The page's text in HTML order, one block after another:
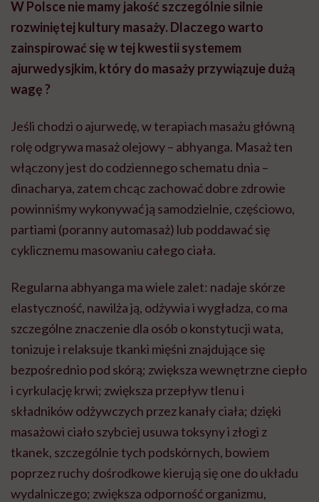
W Polsce nie mamy jakość szczególnie silnie
rozwiniętej kultury masaży. Dlaczego warto
zainspirować się w tej kwestii systemem
ajurwedysjkim, który do masaży przywiązuje dużą
wagę ?
Jeśli chodzi o ajurwedę, w terapiach masażu główną
rolę odgrywa masaż olejowy – abhyanga. Masaż ten
włączony jest do codziennego schematu dnia –
dinacharya, zatem chcąc zachować dobre zdrowie
powinniśmy wykonywać ją samodzielnie, częściowo,
partiami (poranny automasaż) lub poddawać się
cyklicznemu masowaniu całego ciała.
Regularna abhyanga ma wiele zalet: nadaje skórze
elastyczność, nawilża ją, odżywia i wygładza, co ma
szczególne znaczenie dla osób o konstytucji wata,
tonizuje i relaksuje tkanki mięśni znajdujące się
bezpośrednio pod skórą; zwiększa wewnętrzne ciepło
i cyrkulację krwi; zwiększa przepływ tlenu i
składników odżywczych przez kanały ciała; dzięki
masażowi ciało szybciej usuwa toksyny i złogi z
tkanek, szczególnie tych podskórnych, bowiem
poprzez ruchy dośrodkowe kierują się one do układu
wydalniczego; zwiększa odporność organizmu,